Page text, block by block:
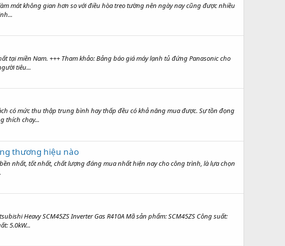
mát không gian hơn so với điều hòa treo tường nên ngày nay cũng được nhiều
miền Nam. +++ Tham khảo: Bảng báo giá máy lạnh tủ đứng Panasonic cho
tiêu...
có mức thu thập trung bình hay thấp đều có khả năng mua được. Sự tồn đọng
thích chạy...
thương hiệu nào
nhất, tốt nhất, chất lượng đáng mua nhất hiện nay cho công trình, là lựa chọn
Heavy SCM45ZS Inverter Gas R410A Mã sản phẩm: SCM45ZS Công suất:
5.0kW...